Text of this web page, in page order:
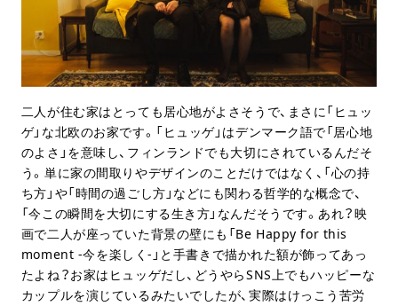
二人が住む家はとっても居心地がよさそうで、まさに「ヒュッ
ゲ」な北欧のお家です。「ヒュッゲ」はデンマーク語で「居心地
のよさ」を意味し、フィンランドでも大切にされているんだそ
う。単に家の間取りやデザインのことだけではなく、「心の持
ち方」や「時間の過ごし方」などにも関わる哲学的な概念で、
「今この瞬間を大切にする生き方」なんだそうです。あれ？映
画で二人が座っていた背景の壁にも「Be Happy for this
moment -今を楽しく-」と手書きで描かれた額が飾ってあっ
たよね？お家はヒュッゲだし、どうやらSNS上でもハッピーな
カップルを演じているみたいでしたが、実際はけっこう苦労